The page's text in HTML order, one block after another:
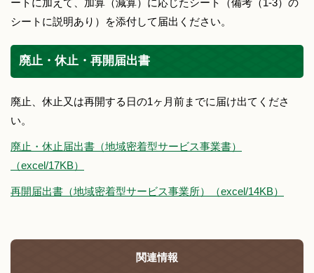
シートに説明あり）を添付して届出ください。
廃止・休止・再開届出書
廃止、休止又は再開する日の1ヶ月前までに届け出てくださ
い。
廃止・休止届出書（地域密着型サービス事業書）
（excel/17KB）
再開届出書（地域密着型サービス事業所）（excel/14KB）
関連情報